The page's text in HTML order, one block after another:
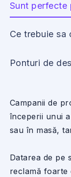
Sunt perfecte
Ce trebuie sa
Ponturi de
Campanii de
începerii unui
sau în masă,
Datarea de pe
reclamă foarte